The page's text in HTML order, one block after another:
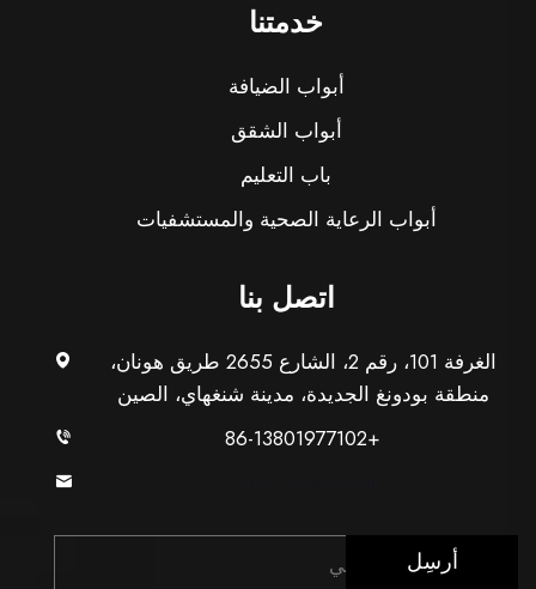
خدمتنا
أبواب الضيافة
أبواب الشقق
باب التعليم
أبواب الرعاية الصحية والمستشفيات
اتصل بنا
الغرفة 101، رقم 2، الشارع 2655 طريق هونان،
منطقة بودونغ الجديدة، مدينة شنغهاي، الصين
+86-13801977102
أرسِل